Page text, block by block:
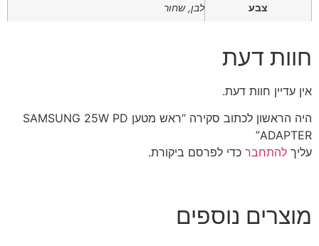
צבע לבן, שחור
חוות דעת
אין עדיין חוות דעת.
היה הראשון לכתוב סקירה “ראש מטען SAMSUNG 25W PD
ADAPTER”
עליך להתחבר כדי לפרסם ביקורת.
מוצרים נוספים